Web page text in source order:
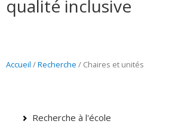
qualité inclusive
Accueil /Recherche / Chaires et unités
Recherche à l'école